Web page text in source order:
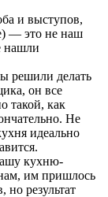
и выступов,
— это не наш
нашли
решили делать
он все
такой, как
Не
идеально
кухню-
им пришлось
результат